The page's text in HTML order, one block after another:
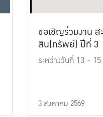
ขอเชิญร่วมงาน
สิน(ทรัพย์) ปีที่ 3
ระหว่างวันที่ 13 -
3 สิงหาคม 2569